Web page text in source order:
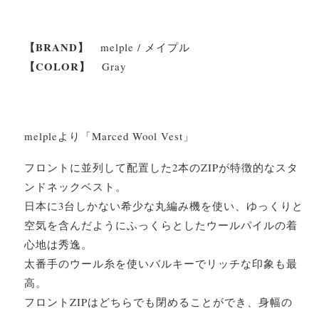
【BRAND】 melple / メイプル
【COLOR】 Gray
melpleより「Marced Wool Vest」
フロントに並列して配置した2本のZIPが特徴的なスタ
ンドネックベスト。
日本に3台しかない希少な丸編み機を使い、ゆっくりと
空気を含んだようにふっくらとしたウールパイルの着
心地は秀逸。
太番手のウール糸を使いバルキーでリッチな印象も最
高。
フロントZIPはどちらでも閉めることができ、身幅の